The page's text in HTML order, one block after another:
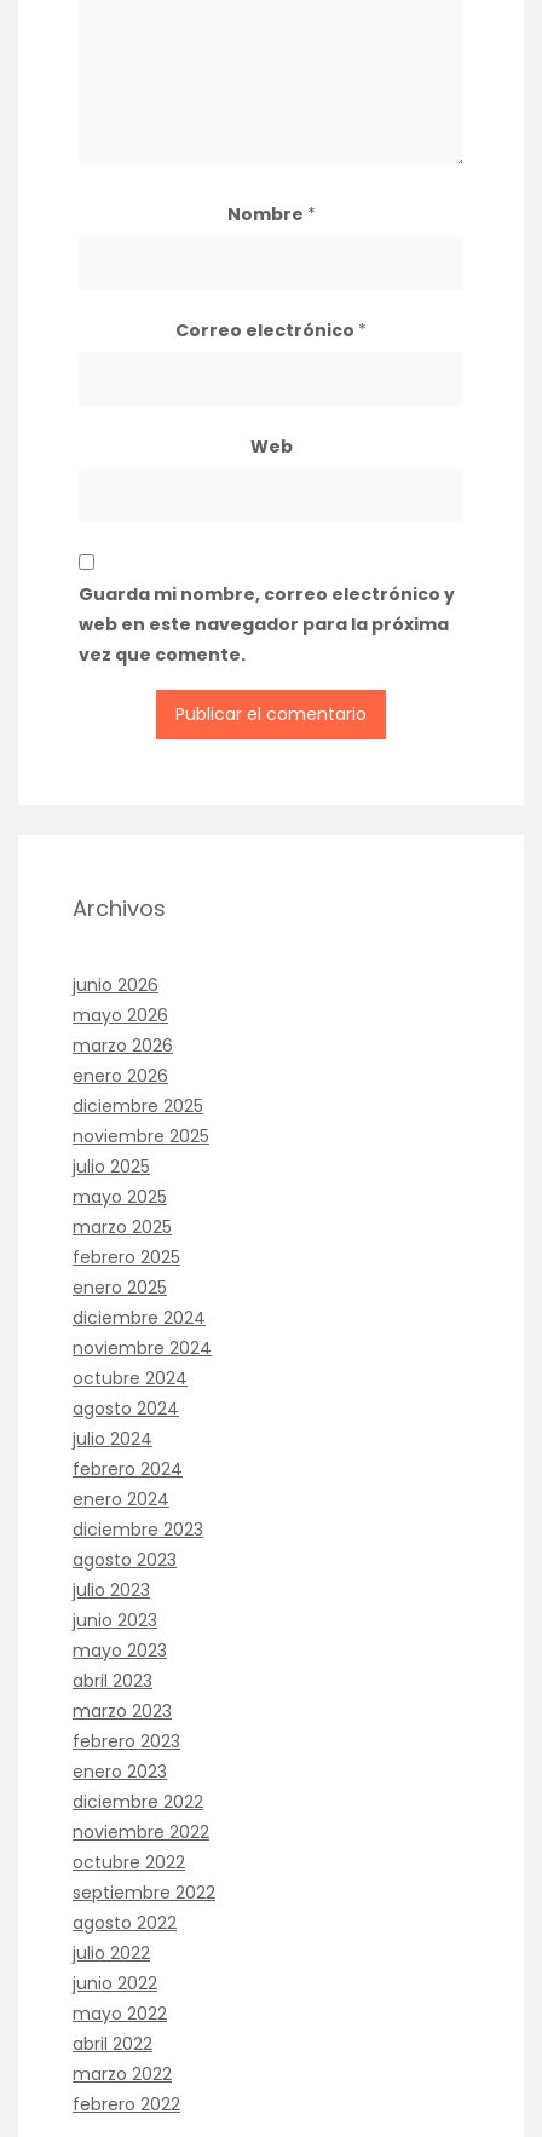
Nombre *
Correo electrónico *
Web
Guarda mi nombre, correo electrónico y
web en este navegador para la próxima
vez que comente.
Archivos
junio 2026
mayo 2026
marzo 2026
enero 2026
diciembre 2025
noviembre 2025
julio 2025
mayo 2025
marzo 2025
febrero 2025
enero 2025
diciembre 2024
noviembre 2024
octubre 2024
agosto 2024
julio 2024
febrero 2024
enero 2024
diciembre 2023
agosto 2023
julio 2023
junio 2023
mayo 2023
abril 2023
marzo 2023
febrero 2023
enero 2023
diciembre 2022
noviembre 2022
octubre 2022
septiembre 2022
agosto 2022
julio 2022
junio 2022
mayo 2022
abril 2022
marzo 2022
febrero 2022